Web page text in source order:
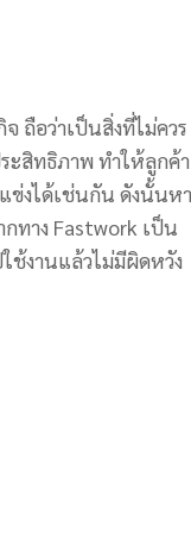
ถือว่าเป็นสิ่งที่ไม่ควร
ะสิทธิภาพ ทำให้ลูกค้า
แข่งได้เช่นกัน ดังนั้นห
ทาง Fastwork เป็น
ใช้งานแล้วไม่มีผิดหวัง